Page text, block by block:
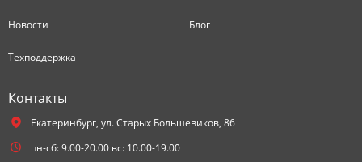
Новости Блог
Техподдержка
Контакты
Екатеринбург, ул. Старых Большевиков, 86
пн-сб: 9.00-20.00 вс: 10.00-19.00